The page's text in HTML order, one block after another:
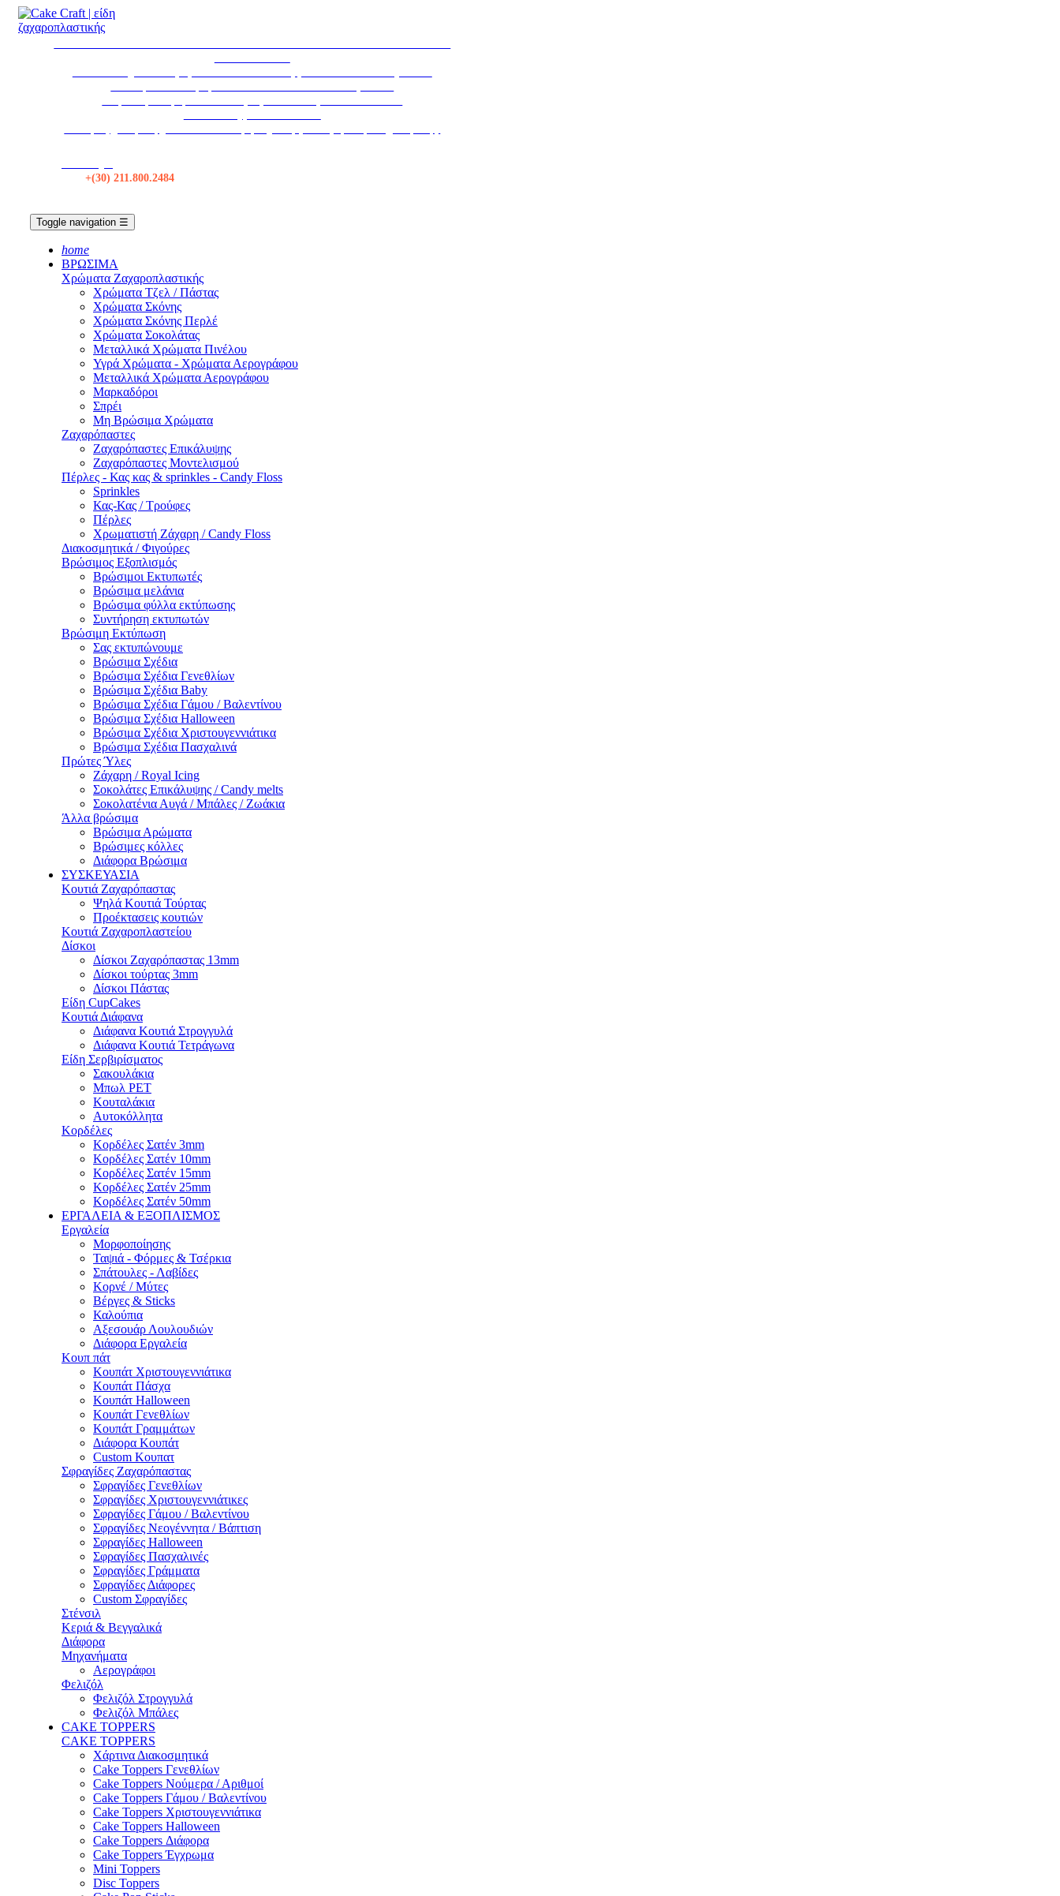
+(30) 211.800.2484
Toggle navigation ☰
home
ΒΡΩΣΙΜΑ
Χρώματα Ζαχαροπλαστικής
Χρώματα Τζελ / Πάστας
Χρώματα Σκόνης
Χρώματα Σκόνης Περλέ
Χρώματα Σοκολάτας
Μεταλλικά Χρώματα Πινέλου
Υγρά Χρώματα - Χρώματα Αερογράφου
Μεταλλικά Χρώματα Αερογράφου
Μαρκαδόροι
Σπρέι
Μη Βρώσιμα Χρώματα
Ζαχαρόπαστες
Ζαχαρόπαστες Επικάλυψης
Ζαχαρόπαστες Μοντελισμού
Πέρλες - Κας κας & sprinkles - Candy Floss
Sprinkles
Κας-Κας / Τρούφες
Πέρλες
Χρωματιστή Ζάχαρη / Candy Floss
Διακοσμητικά / Φιγούρες
Βρώσιμος Εξοπλισμός
Βρώσιμοι Εκτυπωτές
Βρώσιμα μελάνια
Βρώσιμα φύλλα εκτύπωσης
Συντήρηση εκτυπωτών
Βρώσιμη Εκτύπωση
Σας εκτυπώνουμε
Βρώσιμα Σχέδια
Βρώσιμα Σχέδια Γενεθλίων
Βρώσιμα Σχέδια Baby
Βρώσιμα Σχέδια Γάμου / Βαλεντίνου
Βρώσιμα Σχέδια Halloween
Βρώσιμα Σχέδια Χριστουγεννιάτικα
Βρώσιμα Σχέδια Πασχαλινά
Πρώτες Ύλες
Ζάχαρη / Royal Icing
Σοκολάτες Επικάλυψης / Candy melts
Σοκολατένια Αυγά / Μπάλες / Ζωάκια
Άλλα βρώσιμα
Βρώσιμα Αρώματα
Βρώσιμες κόλλες
Διάφορα Βρώσιμα
ΣΥΣΚΕΥΑΣΙΑ
Κουτιά Ζαχαρόπαστας
Ψηλά Κουτιά Τούρτας
Προέκτασεις κουτιών
Κουτιά Ζαχαροπλαστείου
Δίσκοι
Δίσκοι Ζαχαρόπαστας 13mm
Δίσκοι τούρτας 3mm
Δίσκοι Πάστας
Είδη CupCakes
Κουτιά Διάφανα
Διάφανα Κουτιά Στρογγυλά
Διάφανα Κουτιά Τετράγωνα
Είδη Σερβιρίσματος
Σακουλάκια
Μπωλ PET
Κουταλάκια
Αυτοκόλλητα
Κορδέλες
Κορδέλες Σατέν 3mm
Κορδέλες Σατέν 10mm
Κορδέλες Σατέν 15mm
Κορδέλες Σατέν 25mm
Κορδέλες Σατέν 50mm
ΕΡΓΑΛΕΙΑ & ΕΞΟΠΛΙΣΜΟΣ
Εργαλεία
Μορφοποίησης
Ταψιά - Φόρμες & Τσέρκια
Σπάτουλες - Λαβίδες
Κορνέ / Μύτες
Βέργες & Sticks
Καλούπια
Αξεσουάρ Λουλουδιών
Διάφορα Εργαλεία
Κουπ πάτ
Κουπάτ Χριστουγεννιάτικα
Κουπάτ Πάσχα
Κουπάτ Halloween
Κουπάτ Γενεθλίων
Κουπάτ Γραμμάτων
Διάφορα Κουπάτ
Custom Κουπατ
Σφραγίδες Ζαχαρόπαστας
Σφραγίδες Γενεθλίων
Σφραγίδες Χριστουγεννιάτικες
Σφραγίδες Γάμου / Βαλεντίνου
Σφραγίδες Νεογέννητα / Βάπτιση
Σφραγίδες Halloween
Σφραγίδες Πασχαλινές
Σφραγίδες Γράμματα
Σφραγίδες Διάφορες
Custom Σφραγίδες
Στένσιλ
Κεριά & Βεγγαλικά
Διάφορα
Μηχανήματα
Αερογράφοι
Φελιζόλ
Φελιζόλ Στρογγυλά
Φελιζόλ Μπάλες
CAKE TOPPERS
CAKE TOPPERS
Χάρτινα Διακοσμητικά
Cake Toppers Γενεθλίων
Cake Toppers Νούμερα / Αριθμοί
Cake Toppers Γάμου / Βαλεντίνου
Cake Toppers Χριστουγεννιάτικα
Cake Toppers Halloween
Cake Toppers Διάφορα
Cake Toppers Έγχρωμα
Mini Toppers
Disc Toppers